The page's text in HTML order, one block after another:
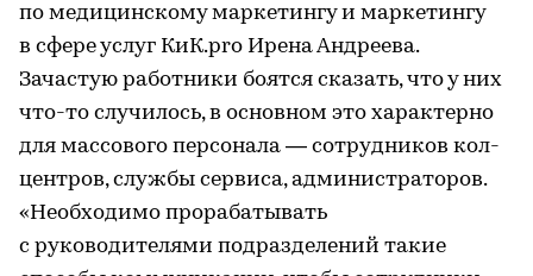
по медицинскому маркетингу и маркетингу
в сфере услуг КиК.pro Ирена Андреева.
Зачастую работники боятся сказать, что у них
что-то случилось, в основном это характерно
для массового персонала — сотрудников кол-
центров, службы сервиса, администраторов.
«Необходимо прорабатывать
с руководителями подразделений такие